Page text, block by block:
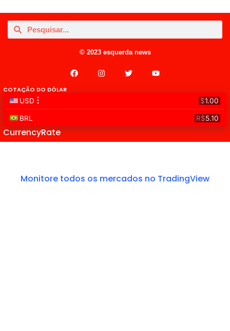
© 2023 esquerda news
COTAÇÃO DO DÓLAR
CurrencyRate
Monitore todos os mercados no TradingView